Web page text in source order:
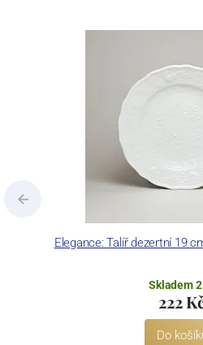
Elegance: Talíř dezertní 19
Skladem 2
222
Do